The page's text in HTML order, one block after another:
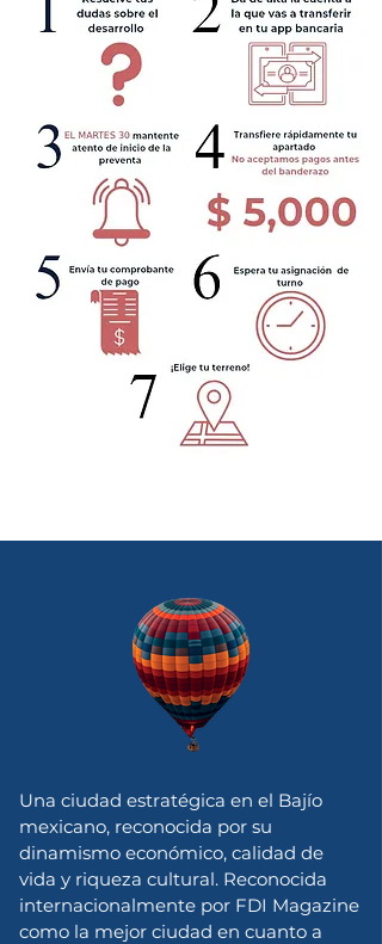
Una ciudad estratégica en el Bajío
mexicano, reconocida por su
dinamismo económico, calidad de
vida y riqueza cultural. Reconocida
internacionalmente por FDI Magazine
como la mejor ciudad en cuanto a